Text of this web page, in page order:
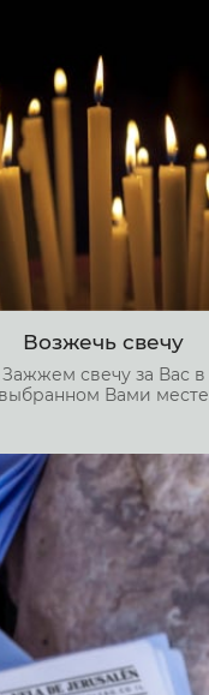
Возжечь свечу
Зажжем свечу за Вас в
выбранном Вами месте